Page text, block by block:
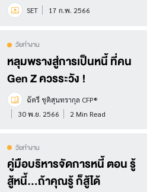
SET 17 ก.พ. 2566
วัยทำงาน
หลุมพรางสู่การเป็นหนี้ ที่คน
Gen Z ควรระวัง !
ฉัตรี ชุติสุนทรากุล CFP®
30 พ.ย. 2566
2 Min Read
วัยทำงาน
คู่มือบริหารจัดการหนี้ ตอน รู้
สู้หนี้...ถ้าคุณรู้ ก็สู้ได้